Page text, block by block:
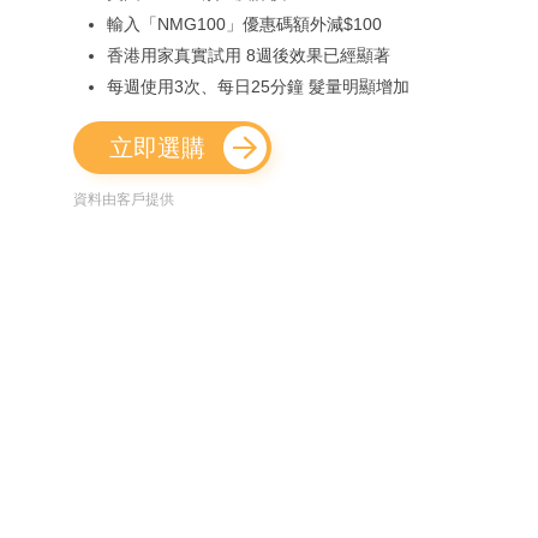
輸入「NMG100」優惠碼額外減$100
香港用家真實試用 8週後效果已經顯著
每週使用3次、每日25分鐘 髮量明顯增加
立即選購
資料由客戶提供